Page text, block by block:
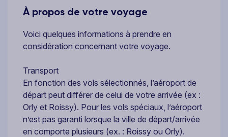
À propos de votre voyage
Voici quelques informations à prendre en
considération concernant votre voyage.
Transport
En fonction des vols sélectionnés, l’aéroport de
départ peut différer de celui de votre arrivée (ex :
Orly et Roissy). Pour les vols spéciaux, l’aéroport
n’est pas garanti lorsque la ville de départ/arrivée
en comporte plusieurs (ex. : Roissy ou Orly).